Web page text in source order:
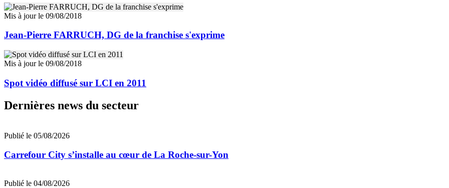
Mis à jour le 09/08/2018
Jean-Pierre FARRUCH, DG de la franchise s'exprime
Mis à jour le 09/08/2018
Spot vidéo diffusé sur LCI en 2011
Dernières news du secteur
Publié le 05/08/2026
Carrefour City s’installe au cœur de La Roche-sur-Yon
Publié le 04/08/2026